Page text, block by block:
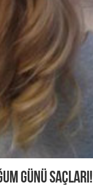
Günü Saçları!